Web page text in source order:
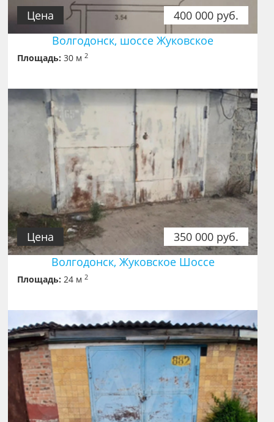
400 000 руб.
Цена
Волгодонск, шоссе Жуковское
Площадь: 30 м2
350 000 руб.
Цена
Волгодонск, Жуковское Шоссе
Площадь: 24 м2